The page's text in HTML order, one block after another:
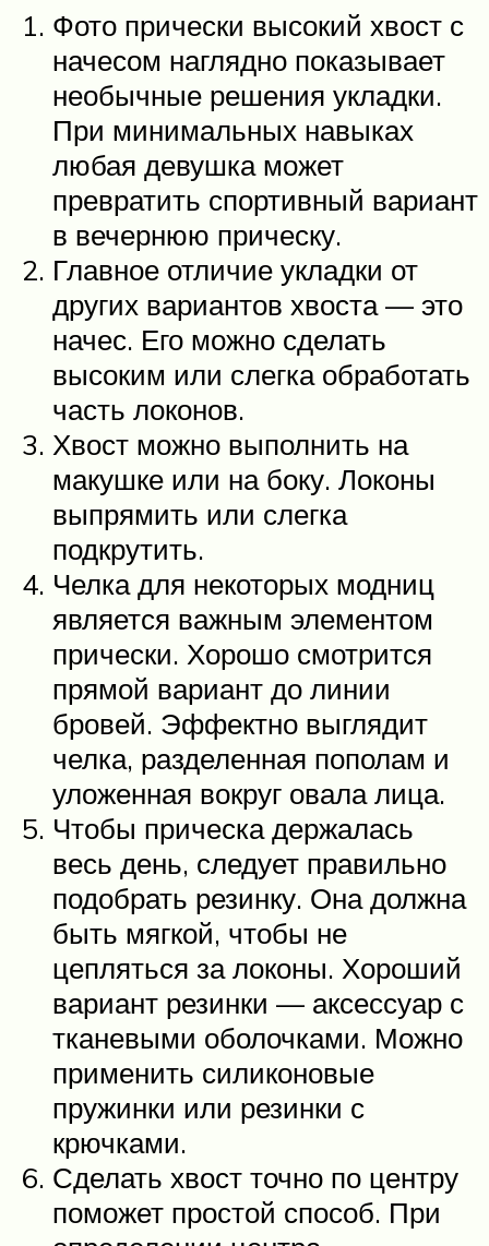
Фото прически высокий хвост с
начесом наглядно показывает
необычные решения укладки.
При минимальных навыках
любая девушка может
превратить спортивный вариант
в вечернюю прическу.
Главное отличие укладки от
других вариантов хвоста — это
начес. Его можно сделать
высоким или слегка обработать
часть локонов.
Хвост можно выполнить на
макушке или на боку. Локоны
выпрямить или слегка
подкрутить.
Челка для некоторых модниц
является важным элементом
прически. Хорошо смотрится
прямой вариант до линии
бровей. Эффектно выглядит
челка, разделенная пополам и
уложенная вокруг овала лица.
Чтобы прическа держалась
весь день, следует правильно
подобрать резинку. Она должна
быть мягкой, чтобы не
цепляться за локоны. Хороший
вариант резинки — аксессуар с
тканевыми оболочками. Можно
применить силиконовые
пружинки или резинки с
крючками.
Сделать хвост точно по центру
поможет простой способ. При